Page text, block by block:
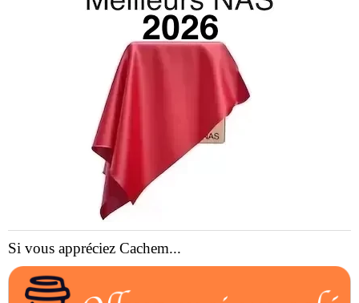
Si vous appréciez Cachem...